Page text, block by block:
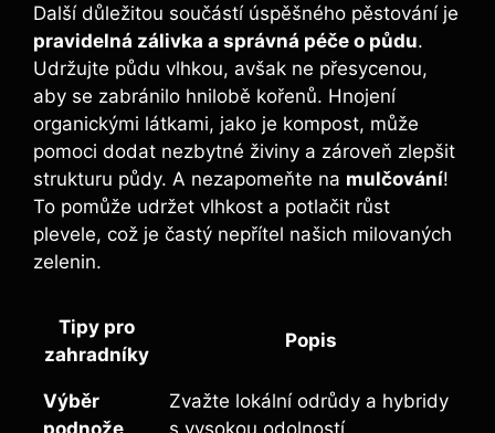
Další důležitou ⁣součástí úspěšného‍ pěstování je
pravidelná zálivka a správná péče o‌ půdu.
Udržujte půdu vlhkou, avšak ne přesycenou,
aby se ​zabránilo hnilobě kořenů. Hnojení
organickými látkami, jako je ‌kompost, může
⁣pomoci dodat‌ nezbytné živiny a zároveň ​zlepšit
strukturu půdy. A nezapomeňte na mulčování!
To‍ pomůže udržet vlhkost⁤ a potlačit růst
plevele, což​ je častý nepřítel našich milovaných
zelenin.
Tipy pro‍
zahradníky
Popis
Výběr
Zvažte lokální odrůdy a hybridy